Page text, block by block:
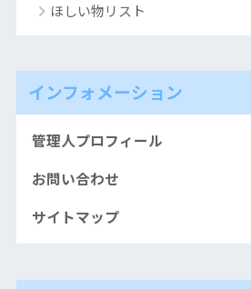
ほしい物リスト
インフォメーション
管理人プロフィール
お問い合わせ
サイトマップ